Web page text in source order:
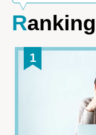
Ranking
1